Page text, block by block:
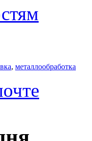
, металлообработка